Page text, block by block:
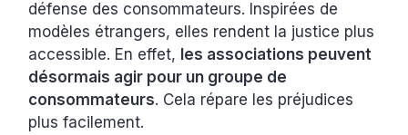
défense des consommateurs. Inspirées de
modèles étrangers, elles rendent la justice plus
accessible. En effet, les associations peuvent
désormais agir pour un groupe de
consommateurs. Cela répare les préjudices
plus facilement.